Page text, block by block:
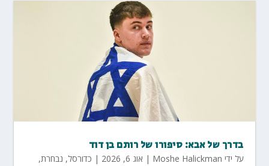
בדרך של אבא: סיפורו של רותם בן דוד
על ידי Moshe Halickman
| אוג 6, 2026 | כדורסל, נבחרת,